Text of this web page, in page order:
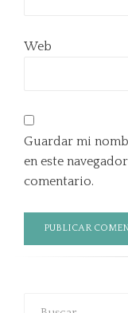
Web
Guardar mi
en este
comentario.